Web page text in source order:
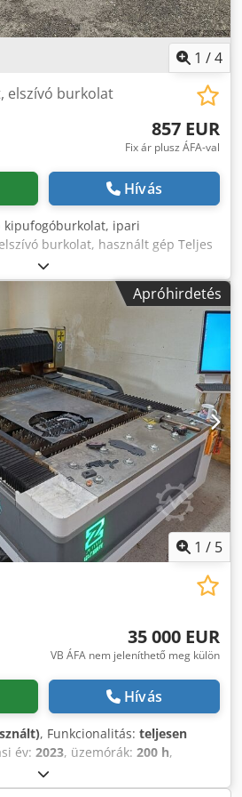
1 /4
elszívó burkolat
857 EUR
Fix ár plusz ÁFA-val
Hívás
kipufogóburkolat, ipari
burkolat, használt gép Teljes
mm Mélység: 2400 mm
180 kg Cedpfjzk A I Nsx Altjrf
mm Csőcsatlakozó átmérő: Ø
ventilátor nem tartozék.
Apróhirdetés
1 / 5
35 000 EUR
VB ÁFA nem jeleníthető meg külön
Hívás
, Funkcionalitás: teljesen
év: 2023, üzemórák: 200 h,
, vezérlő modell:
lézer, lézerteljesítmény:3 000 W,